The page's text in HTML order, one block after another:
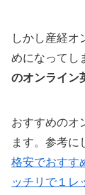
しかし産経オ
めになってし
のオンライン
おすすめのオ
ます。参考に
格安でおすす
ッチリで１レ